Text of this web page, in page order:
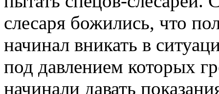
слесаря божились, что
начинал вникать в
под давлением которых
начинали давать